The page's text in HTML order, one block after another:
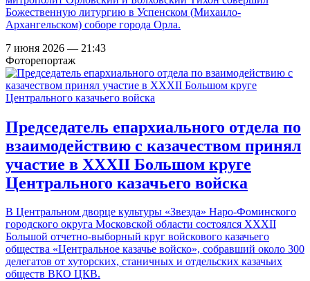
Божественную литургию в Успенском (Михаило-
Архангельском) соборе города Орла.
7 июня 2026 — 21:43
Фоторепортаж
Председатель епархиального отдела по
взаимодействию с казачеством принял
участие в XXXII Большом круге
Центрального казачьего войска
В Центральном дворце культуры «Звезда» Наро-Фоминского
городского округа Московской области состоялся XXXII
Большой отчетно-выборный круг войскового казачьего
общества «Центральное казачье войско», собравший около 300
делегатов от хуторских, станичных и отдельских казачьих
обществ ВКО ЦКВ.